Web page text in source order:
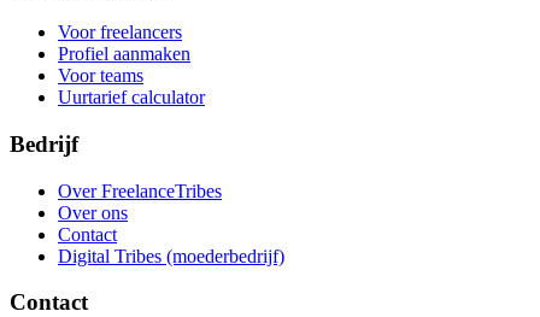
Voor freelancers
Profiel aanmaken
Voor teams
Uurtarief calculator
Bedrijf
Over FreelanceTribes
Over ons
Contact
Digital Tribes (moederbedrijf)
Contact